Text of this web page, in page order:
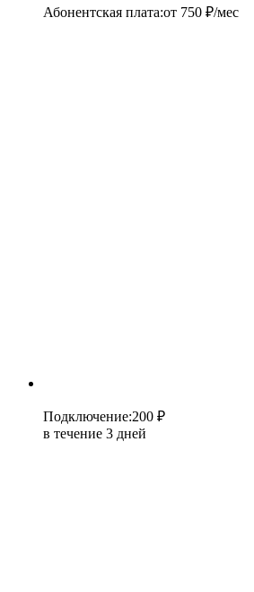
Абонентская плата:от 750 ₽/мес
Подключение:200 ₽
в течение 3 дней